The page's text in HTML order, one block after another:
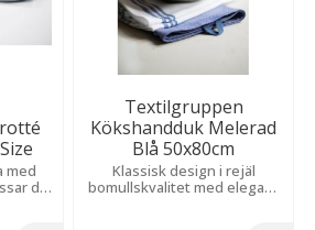
med
de
Textilgruppen
Kökshandduk Melerad
Blå 50x80cm
Klassisk design i rejäl
bomullskvalitet med elegant